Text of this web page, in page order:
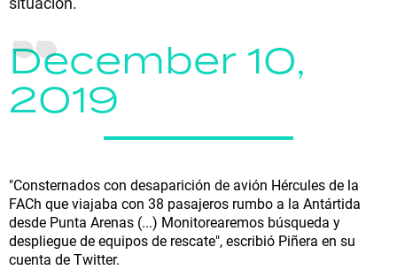
December 10,
2019
"Consternados con desaparición de avión Hércules de la
FACh que viajaba con 38 pasajeros rumbo a la Antártida
desde Punta Arenas (...) Monitorearemos búsqueda y
despliegue de equipos de rescate", escribió Piñera en su
cuenta de Twitter.